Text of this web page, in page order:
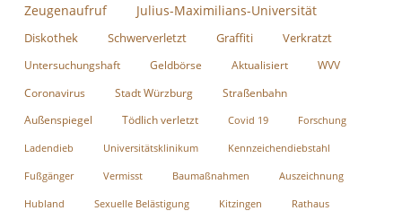
Zeugenaufruf
Julius-Maximilians-Universität
Diskothek Schwerverletzt Graffiti Verkratzt
Untersuchungshaft Geldbörse Aktualisiert
WVV
Coronavirus
Stadt Würzburg Straßenbahn
Außenspiegel Tödlich verletzt Covid 19 Forschung
Ladendieb Universitätsklinikum Kennzeichendiebstahl
Fußgänger Vermisst Baumaßnahmen Auszeichnung
Hubland Sexuelle Belästigung Kitzingen Rathaus